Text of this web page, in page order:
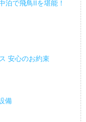
で飛鳥IIを堪能！
安心のお約束
備